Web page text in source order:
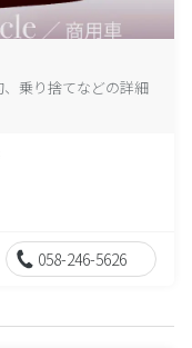
乗り捨てなどの詳細
058-246-5626